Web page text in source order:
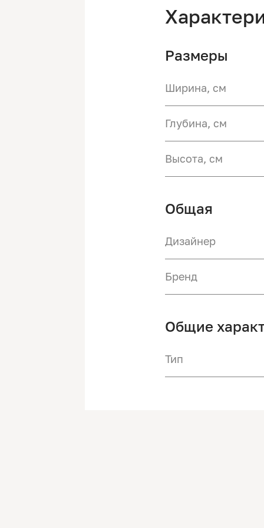
Размеры
Ширина, см
Глубина, см
Высота, см
Общая
Дизайнер
Бренд
Общие
Тип